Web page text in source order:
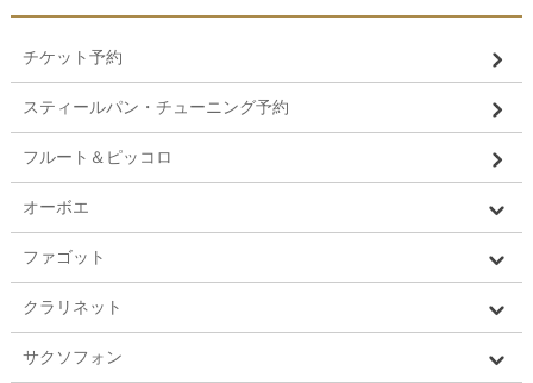
チケット予約
スティールパン・チューニング予約
フルート＆ピッコロ
オーボエ
ファゴット
クラリネット
サクソフォン